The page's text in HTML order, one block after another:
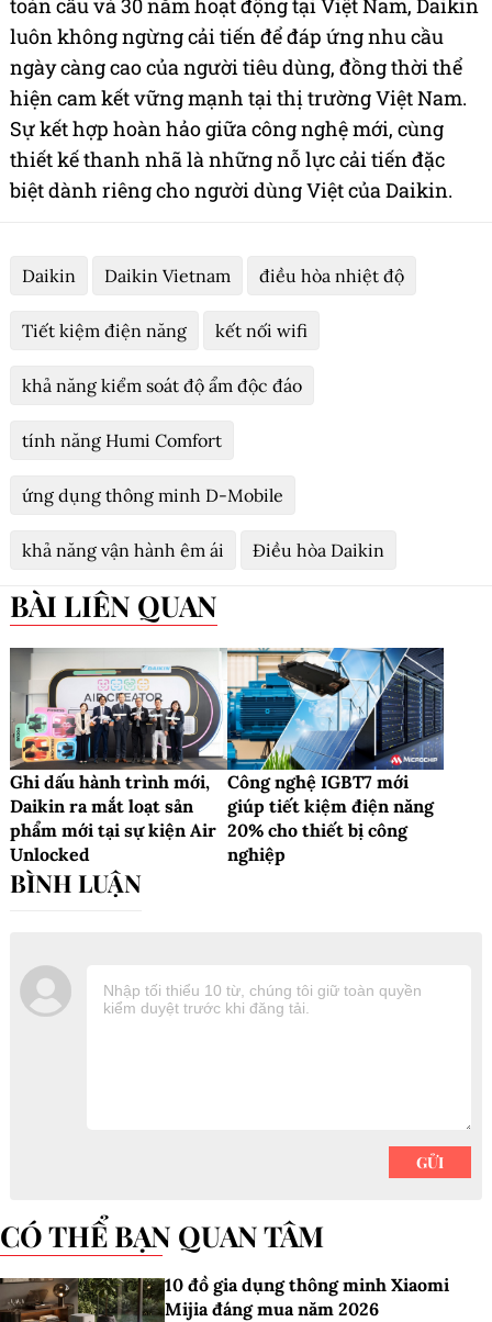
toàn cầu và 30 năm hoạt động tại Việt Nam, Daikin
luôn không ngừng cải tiến để đáp ứng nhu cầu
ngày càng cao của người tiêu dùng, đồng thời thể
hiện cam kết vững mạnh tại thị trường Việt Nam.
Sự kết hợp hoàn hảo giữa công nghệ mới, cùng
thiết kế thanh nhã là những nỗ lực cải tiến đặc
biệt dành riêng cho người dùng Việt của Daikin.
Daikin Daikin Vietnam điều hòa nhiệt độ
Tiết kiệm điện năng kết nối wifi
khả năng kiểm soát độ ẩm độc đáo
tính năng Humi Comfort
ứng dụng thông minh D-Mobile
khả năng vận hành êm ái Điều hòa Daikin
BÀI LIÊN QUAN
Ghi dấu hành trình mới,
Daikin ra mắt loạt sản
phẩm mới tại sự kiện Air
Unlocked
Công nghệ IGBT7 mới
giúp tiết kiệm điện năng
20% cho thiết bị công
nghiệp
CÓ THỂ BẠN QUAN TÂM
10 đồ gia dụng thông minh Xiaomi
Mijia đáng mua năm 2026